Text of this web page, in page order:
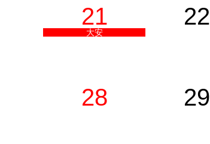
21
大安
22
28 29